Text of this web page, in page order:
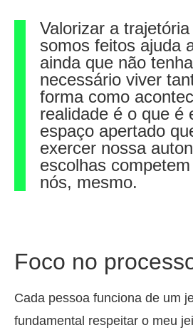
Valorizar a
somos feitos ajuda
ainda que não
necessário viver
forma como
realidade é o que é
espaço apertado
exercer nossa
escolhas
nós, mesmo.
Foco no
Cada pessoa funciona de um
fundamental respeitar o meu